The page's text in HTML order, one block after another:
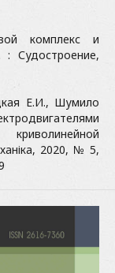
комплекс и
: Судостроение,
Е.И., Шумило
2020, № 5,